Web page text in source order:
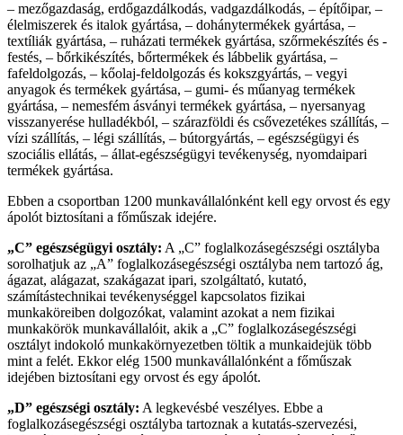
– mezőgazdaság, erdőgazdálkodás, vadgazdálkodás, – építőipar, –
élelmiszerek és italok gyártása, – dohánytermékek gyártása, –
textíliák gyártása, – ruházati termékek gyártása, szőrmekészítés és -
festés, – bőrkikészítés, bőrtermékek és lábbelik gyártása, –
fafeldolgozás, – kőolaj-feldolgozás és kokszgyártás, – vegyi
anyagok és termékek gyártása, – gumi- és műanyag termékek
gyártása, – nemesfém ásványi termékek gyártása, – nyersanyag
visszanyerése hulladékból, – szárazföldi és csővezetékes szállítás, –
vízi szállítás, – légi szállítás, – bútorgyártás, – egészségügyi és
szociális ellátás, – állat-egészségügyi tevékenység, nyomdaipari
termékek gyártása.
Ebben a csoportban 1200 munkavállalónként kell egy orvost és egy
ápolót biztosítani a főműszak idejére.
„C” egészségügyi osztály: A „C” foglalkozásegészségi osztályba
sorolhatjuk az „A” foglalkozásegészségi osztályba nem tartozó ág,
ágazat, alágazat, szakágazat ipari, szolgáltató, kutató,
számítástechnikai tevékenységgel kapcsolatos fizikai
munkaköreiben dolgozókat, valamint azokat a nem fizikai
munkakörök munkavállalóit, akik a „C” foglalkozásegészségi
osztályt indokoló munkakörnyezetben töltik a munkaidejük több
mint a felét. Ekkor elég 1500 munkavállalónként a főműszak
idejében biztosítani egy orvost és egy ápolót.
„D” egészségi osztály: A legkevésbé veszélyes. Ebbe a
foglalkozásegészségi osztályba tartoznak a kutatás-szervezési,